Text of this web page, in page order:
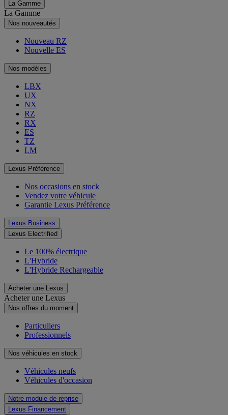
La Gamme
La Gamme
Nos nouveautés
Nouveau RZ
Nouvelle ES
Nos modèles
LBX
UX
NX
RZ
RX
ES
TZ
LM
Lexus Préférence
Nos occasions en stock
Vendez votre véhicule
Garantie Lexus Préférence
Lexus Business
Lexus Electrified
Le 100% électrique
L'Hybride
L'Hybride Rechargeable
Acheter une Lexus
Acheter une Lexus
Nos offres du moment
Particuliers
Professionnels
Nos véhicules en stock
Véhicules neufs
Véhicules d'occasion
Notre module de reprise
Lexus Financement